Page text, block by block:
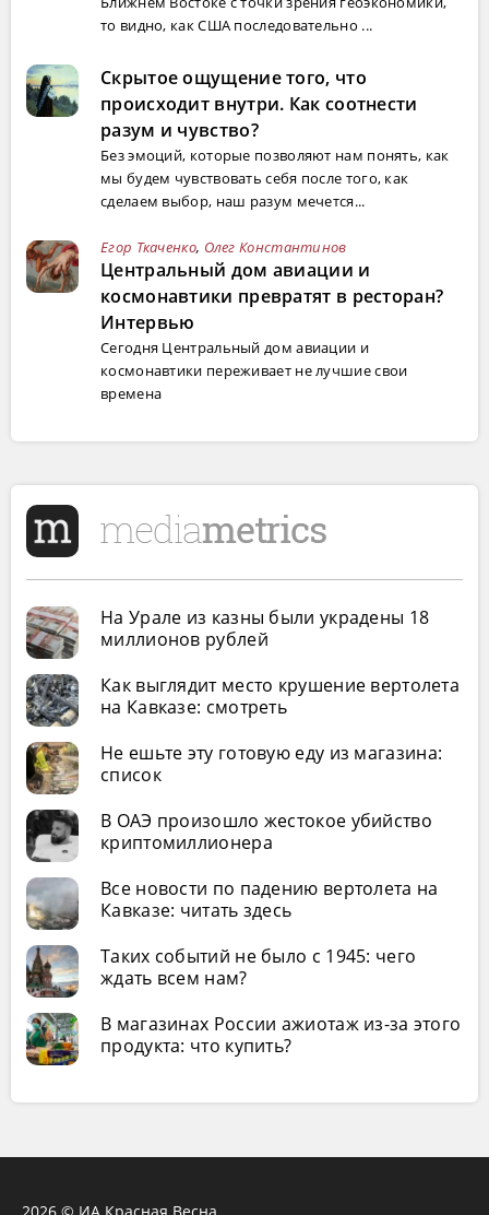
то видно, как США последовательно ...
Скрытое ощущение того, что
происходит внутри. Как соотнести
разум и чувство?
Без эмоций, которые позволяют нам понять, как
мы будем чувствовать себя после того, как
сделаем выбор, наш разум мечется...
Егор Ткаченко, Олег Константинов
Центральный дом авиации и
космонавтики превратят в ресторан?
Интервью
Сегодня Центральный дом авиации и
космонавтики переживает не лучшие свои
времена
На Урале из казны были украдены 18
миллионов рублей
Как выглядит место крушение вертолета
на Кавказе: смотреть
Не ешьте эту готовую еду из магазина:
список
В ОАЭ произошло жестокое убийство
криптомиллионера
Все новости по падению вертолета на
Кавказе: читать здесь
Таких событий не было с 1945: чего
ждать всем нам?
В магазинах России ажиотаж из-за этого
продукта: что купить?